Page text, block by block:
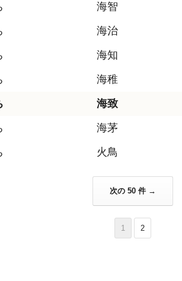
海智
海治
海知
海稚
海致
海茅
火鳥
次の 50 件 →
1 2